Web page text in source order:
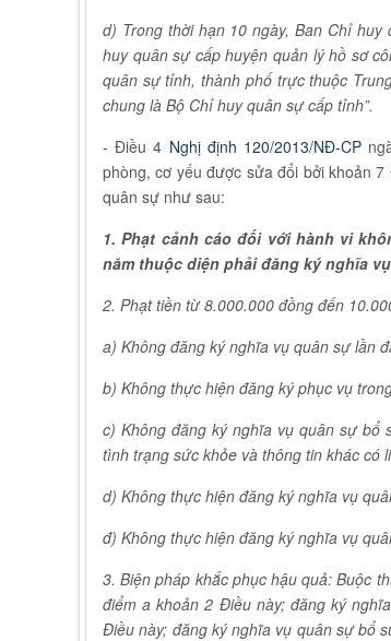
d) Trong thời hạn 10 ngày, Ban Chỉ
huy quân sự cấp huyện quản lý hồ sơ
quân sự tỉnh, thành phố trực thuộc
chung là Bộ Chỉ huy quân sự cấp tỉnh”.
- Điều 4 Nghị định 120/2013/NĐ-CP
phòng, cơ yếu được sửa đổi bởi khoản 7
quân sự như sau:
1. Phạt cảnh cáo đối với hành vi
năm thuộc diện phải đăng ký nghĩa
2. Phạt tiền từ 8.000.000 đồng đến
a) Không đăng ký nghĩa vụ quân sự lần
b) Không thực hiện đăng ký phục vụ
c) Không đăng ký nghĩa vụ quân sự bổ
tình trạng sức khỏe và thông tin khác có
d) Không thực hiện đăng ký nghĩa vụ
đ) Không thực hiện đăng ký nghĩa vụ
3. Biện pháp khắc phục hậu quả: Buộc
điểm a khoản 2 Điều này; đăng ký
Điều này; đăng ký nghĩa vụ quân sự bổ